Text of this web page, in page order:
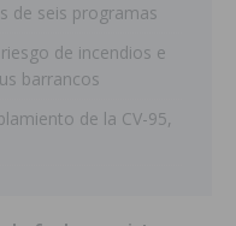
de seis programas
de incendios e
barrancos
de la CV-95,